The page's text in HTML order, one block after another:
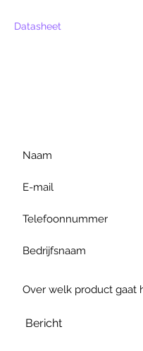
Datasheet